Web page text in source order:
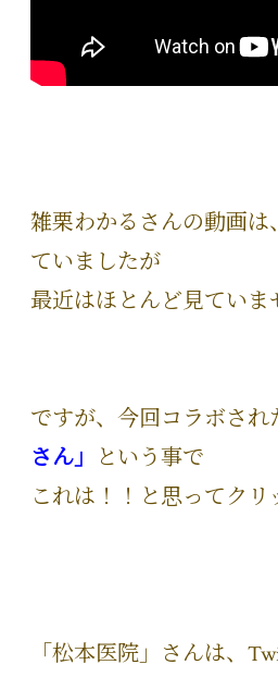
雑栗わかるさんの動画は
ていましたが
最近はほとんど見ていま
ですが、今回コラボされ
さん」
という事で
これは！！と思ってクリ
「松本医院」さんは、